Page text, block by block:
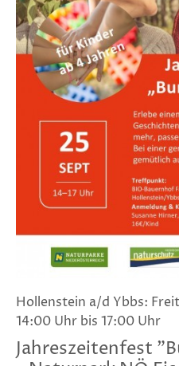
Hollenstein a/d Ybbs:
14:00 Uhr bis 17:00 Uhr
Jahreszeitenfest